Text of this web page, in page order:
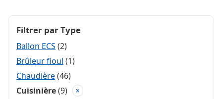
Filtrer par Type
Ballon ECS (2)
Brûleur fioul (1)
Chaudière(46)
Cuisinière(9)
×